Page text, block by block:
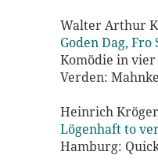
Walter Arthur
Goden Dag, Fro
Komödie in
Verden:
Heinrich
Lögenhaft to
Hamburg: